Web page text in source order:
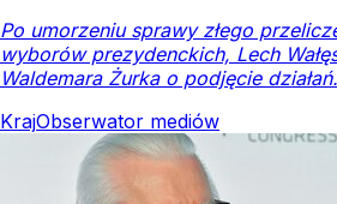
Po umorzeniu sprawy złego
wyborów prezydenckich, Lech
Waldemara Żurka o podjęcie działań.
KrajObserwator mediów